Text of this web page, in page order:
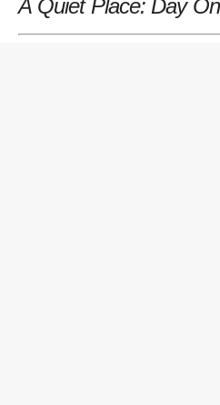
A Quiet Place: Day